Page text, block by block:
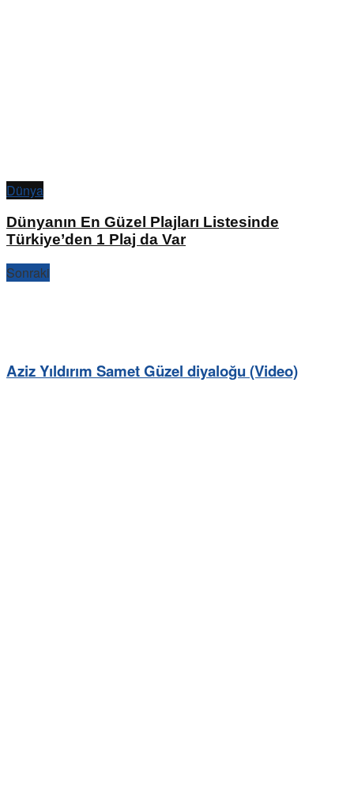
Dünya
Dünyanın En Güzel Plajları Listesinde
Türkiye’den 1 Plaj da Var
Sonraki
Aziz Yıldırım Samet Güzel diyaloğu (Video)